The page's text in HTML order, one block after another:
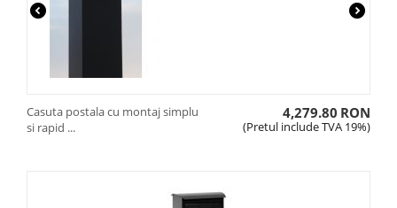
Casuta postala cu montaj simplu
si rapid ...
4,279.80 RON
(Pretul include TVA 19%)